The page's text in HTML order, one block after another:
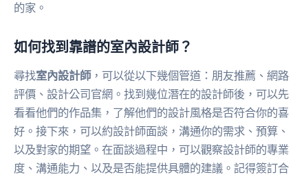
的家。
如何找到靠譜的室內設計師？
尋找室內設計師，可以從以下幾個管道：朋友推薦、網路
評價、設計公司官網。找到幾位潛在的設計師後，可以先
看看他們的作品集，了解他們的設計風格是否符合你的喜
好。接下來，可以約設計師面談，溝通你的需求、預算、
以及對家的期望。在面談過程中，可以觀察設計師的專業
度、溝通能力、以及是否能提供具體的建議。記得簽訂合